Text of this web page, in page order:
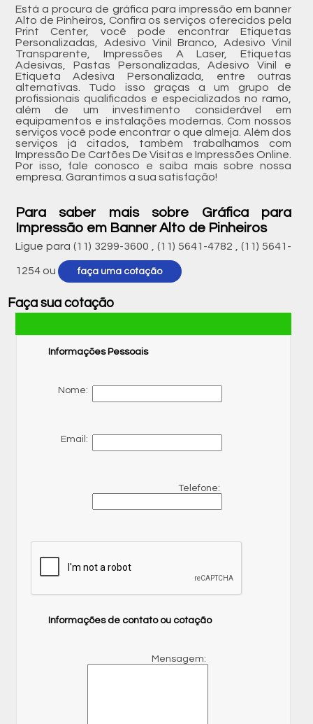
Está a procura de gráfica para impressão em banner
Alto de Pinheiros, Confira os serviços oferecidos pela
Print Center, você pode encontrar Etiquetas
Personalizadas, Adesivo Vinil Branco, Adesivo Vinil
Transparente, Impressões A Laser, Etiquetas
Adesivas, Pastas Personalizadas, Adesivo Vinil e
Etiqueta Adesiva Personalizada, entre outras
alternativas. Tudo isso graças a um grupo de
profissionais qualificados e especializados no ramo,
além de um investimento considerável em
equipamentos e instalações modernas. Com nossos
serviços você pode encontrar o que almeja. Além dos
serviços já citados, também trabalhamos com
Impressão De Cartões De Visitas e Impressões Online.
Por isso, fale conosco e saiba mais sobre nossa
empresa. Garantimos a sua satisfação!
Para saber mais sobre Gráfica para
Impressão em Banner Alto de Pinheiros
Ligue para (11) 3299-3600 ,(11) 5641-4782 ,(11) 5641-
1254 ou faça uma cotação
Faça sua cotação
Informações Pessoais
Nome:
Email:
Telefone:
Informações de contato ou cotação
Mensagem: